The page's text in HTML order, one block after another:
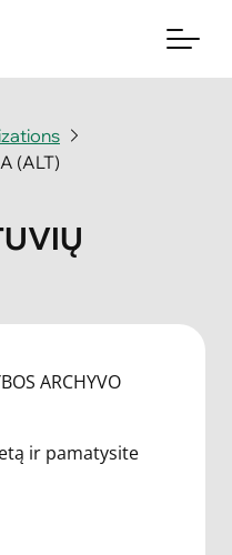
(ALT)
ARCHYVO
ir pamatysite